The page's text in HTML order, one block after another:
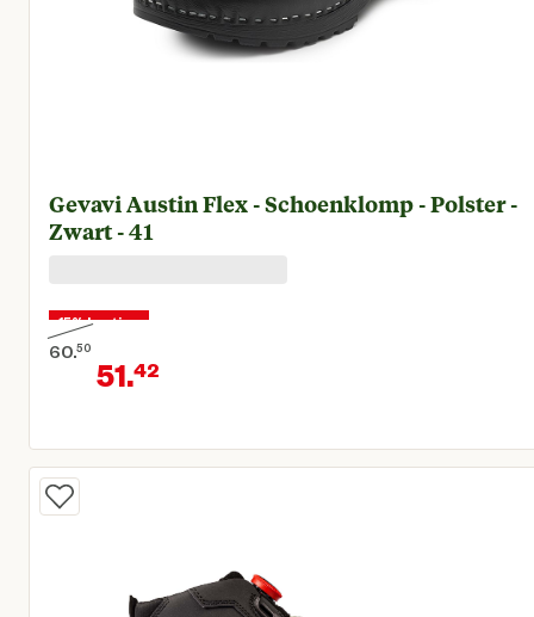
Gevavi Austin Flex - Schoenklomp - Polster -
Zwart - 41
15% korting
60.50
Oorspronkelijke prijs € 60,50
51.42
Huidige prijs € 51,42